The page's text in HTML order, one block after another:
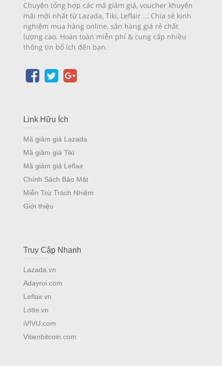
Chuyên tổng hợp các mã giảm giá, voucher khuyến
mãi mới nhất từ Lazada, Tiki, Leflair ... Chia sẻ kinh
nghiệm mua hàng online, săn hàng giá rẻ chất
lượng cao. Hoàn toàn miễn phí & cung cấp nhiều
thông tin bổ ích đến bạn.
Link Hữu Ích
Mã giảm giá Lazada
Mã giảm giá Tiki
Mã giảm giá Leflair
Chính Sách Bảo Mật
Miễn Trừ Trách Nhiệm
Giới thiệu
Truy Cập Nhanh
Lazada.vn
Adayroi.com
Leflair.vn
Lotte.vn
iVIVU.com
Vitienbitcoin.com